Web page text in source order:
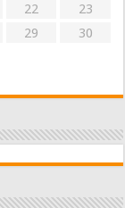
22
23
29
30